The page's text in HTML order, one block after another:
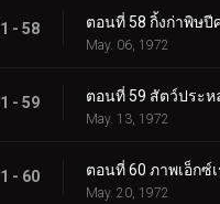
1 - 58
May. 06, 1972
1 - 59
May. 13, 1972
1 - 60
May. 20, 1972